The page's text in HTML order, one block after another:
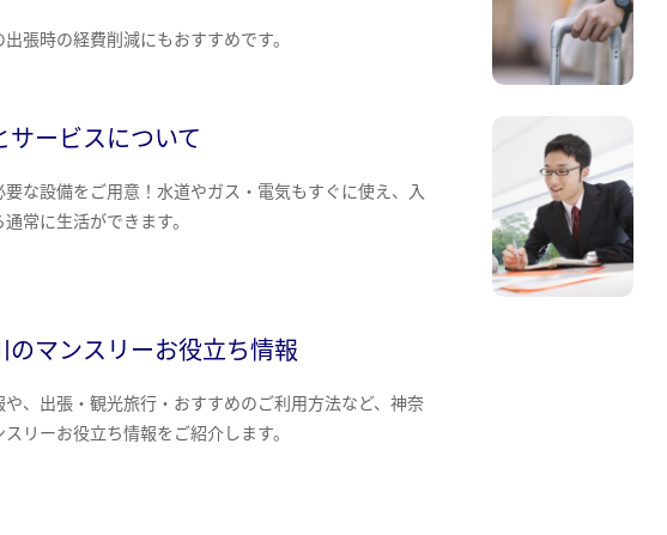
張時の経費削減にもおすすめです。
サービスについて
要な設備をご用意！水道やガス・電気もすぐに使え、入
常に生活ができます。
のマンスリーお役立ち情報
や、出張・観光旅行・おすすめのご利用方法など、神奈
リーお役立ち情報をご紹介します。